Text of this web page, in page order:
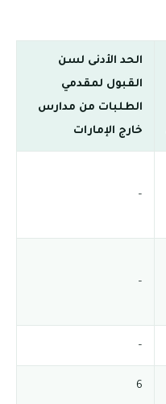
الحد الأدنى لسن
القبول لمقدمي
الطلبات من مدارس
خارج الإمارات
–
–
–
6